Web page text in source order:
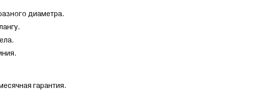
диаметра.
гарантия.